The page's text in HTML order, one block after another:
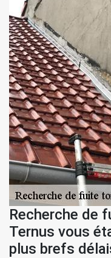
Recherche de
Ternus vous
plus brefs